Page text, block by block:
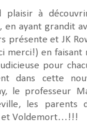
plaisir à
en ayant grandit
présente et JK
merci!) en
pour
dans cette
le professeur
les parents
et Voldemort…!!!